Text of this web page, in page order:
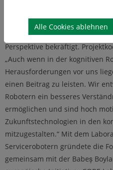
Von den Doktoranden der
Perspektive bekräftigt.
„Auch wenn in der kognitiven
Herausforderungen vor uns
einen Beitrag zu leisten. Wir
Robotern ein besseres
ermöglichen und sind hoch
Zukunftstechnologien in den
mitzugestalten.“ Mit dem
Servicerobotern gründete die
gemeinsam mit der Babeș
Alle Cookies ablehnen